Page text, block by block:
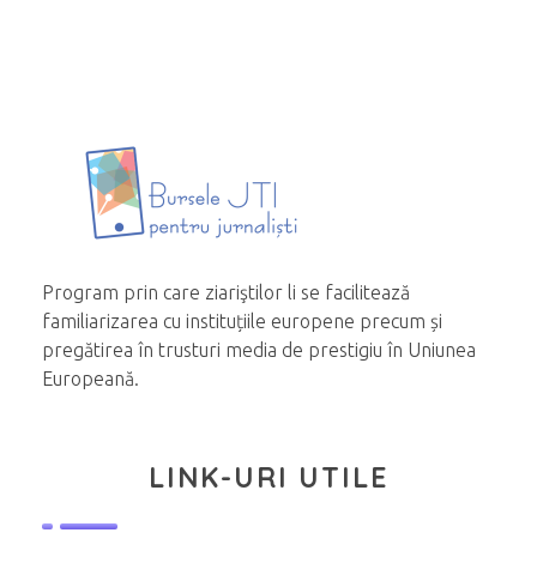
Program prin care ziariştilor li se facilitează
familiarizarea cu instituțiile europene precum și
pregătirea în trusturi media de prestigiu în Uniunea
Europeană.
LINK-URI UTILE